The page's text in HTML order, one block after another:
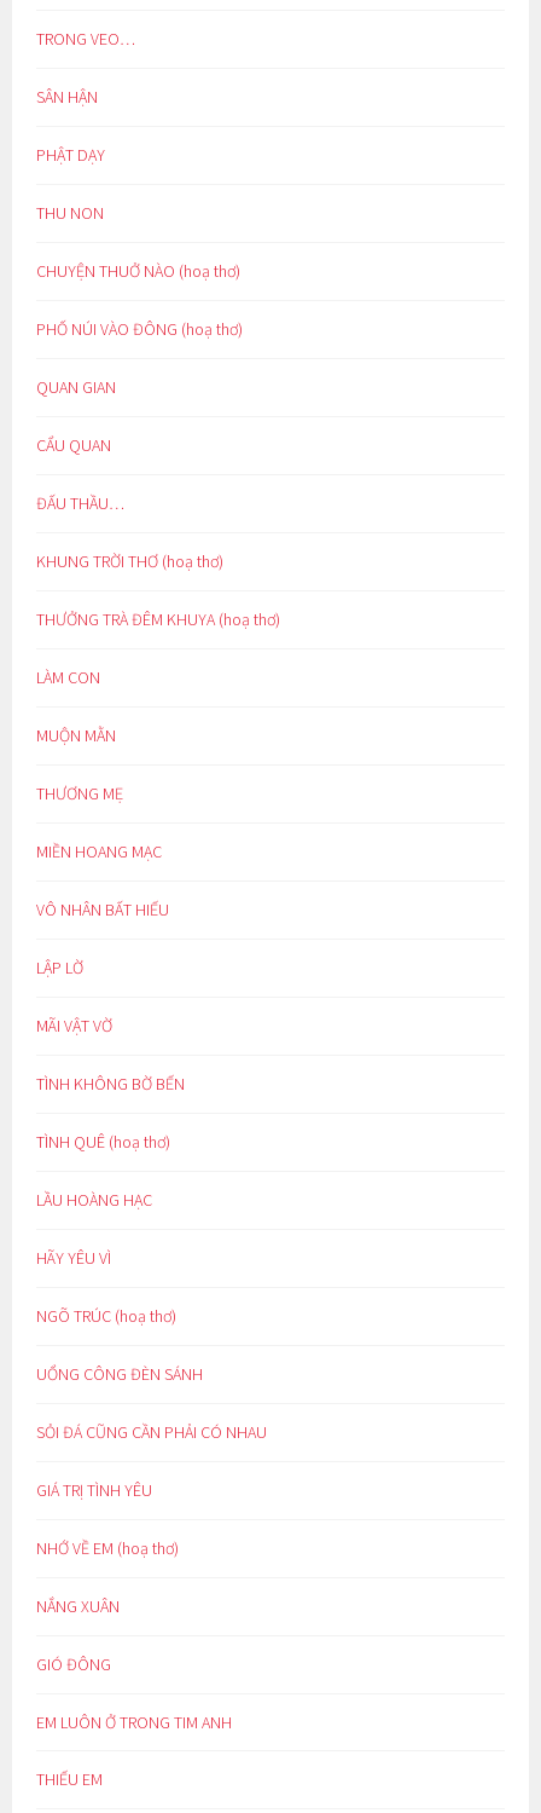
TRONG VEO…
SÂN HẬN
PHẬT DẠY
THU NON
CHUYỆN THUỞ NÀO (hoạ thơ)
PHỐ NÚI VÀO ĐÔNG (hoạ thơ)
QUAN GIAN
CẨU QUAN
ĐẤU THẦU…
KHUNG TRỜI THƠ (hoạ thơ)
THƯỞNG TRÀ ĐÊM KHUYA (hoạ thơ)
LÀM CON
MUỘN MẰN
THƯƠNG MẸ
MIỀN HOANG MẠC
VÔ NHÂN BẤT HIẾU
LẬP LỜ
MÃI VẬT VỜ
TÌNH KHÔNG BỜ BẾN
TÌNH QUÊ (hoạ thơ)
LẦU HOÀNG HẠC
HÃY YÊU VÌ
NGÕ TRÚC (hoạ thơ)
UỔNG CÔNG ĐÈN SÁNH
SỎI ĐÁ CŨNG CẦN PHẢI CÓ NHAU
GIÁ TRỊ TÌNH YÊU
NHỚ VỀ EM (hoạ thơ)
NẮNG XUÂN
GIÓ ĐÔNG
EM LUÔN Ở TRONG TIM ANH
THIẾU EM